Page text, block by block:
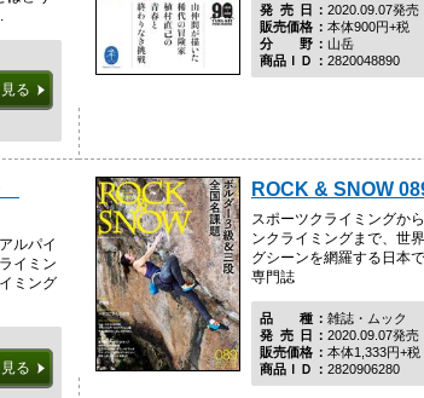
る
発売日 2020.09.07発売
販売価格
本体900円+税
分野山岳
商品ＩＤ
2820048890
ルパイ
イミン
ミング
る
ROCK & SNOW
スポーツクライミングか
ンクライミングまで、世
グシーンを網羅する日本
専門誌
品種雑誌・ムック
発売日 2020.09.07発売
販売価格
本体1,333円+税
商品ＩＤ
2820906280